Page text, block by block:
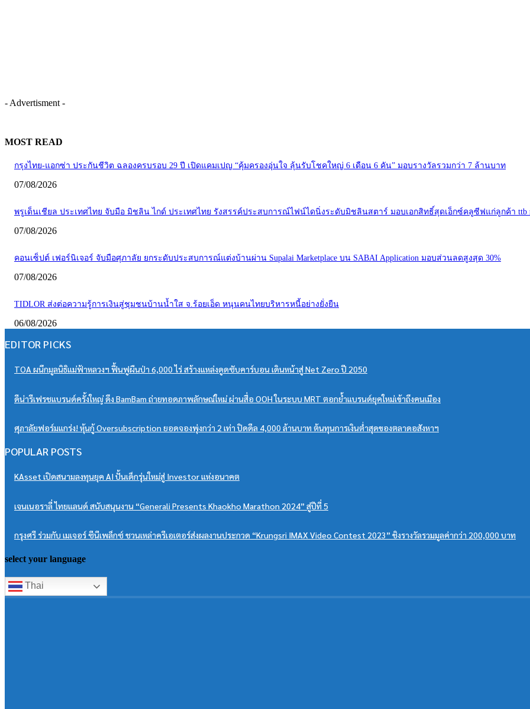
- Advertisment -
MOST READ
กรุงไทย-แอกซ่า ประกันชีวิต ฉลองครบรอบ 29 ปี เปิดแคมเปญ “คุ้มครองอุ่นใจ ลุ้นรับโชคใหญ่ 6 เดือน 6 คัน” มอบรางวัลรวมกว่า 7 ล้านบาท
07/08/2026
พรูเด็นเชียล ประเทศไทย จับมือ มิชลิน ไกด์ ประเทศไทย รังสรรค์ประสบการณ์ไฟน์ไดนิ่งระดับมิชลินสตาร์ มอบเอกสิทธิ์สุดเอ็กซ์คลูซีฟแก่ลูกค้า ttb
07/08/2026
คอนเซ็ปต์ เฟอร์นิเจอร์ จับมือศุภาลัย ยกระดับประสบการณ์แต่งบ้านผ่าน Supalai Marketplace บน SABAI Application มอบส่วนลดสูงสุด 30%
07/08/2026
TIDLOR ส่งต่อความรู้การเงินสู่ชุมชนบ้านน้ำใส จ.ร้อยเอ็ด หนุนคนไทยบริหารหนี้อย่างยั่งยืน
06/08/2026
EDITOR PICKS
TOA ผนึกมูลนิธิแม่ฟ้าหลวงฯ ฟื้นฟูผืนป่า 6,000 ไร่ สร้างแหล่งดูดซับคาร์บอน เดินหน้าสู่ Net Zero ปี 2050
ดีน่ารีเฟรชแบรนด์ครั้งใหญ่ ดึง BamBam ถ่ายทอดภาพลักษณ์ใหม่ ผ่านสื่อ OOH ในระบบ MRT ตอกย้ำแบรนด์ยุคใหม่เข้าถึงคนเมือง
ศุภาลัยฟอร์มแกร่ง! หุ้นกู้ Oversubscription ยอดจองพุ่งกว่า 2 เท่า ปิดดีล 4,000 ล้านบาท ต้นทุนการเงินต่ำสุดของตลาดอสังหาฯ
POPULAR POSTS
KAsset เปิดสนามลงทุนยุค AI ปั้นเด็กรุ่นใหม่สู่ Investor แห่งอนาคต
เจนเนอราลี่ ไทยแลนด์ สนับสนุนงาน “Generali Presents Khaokho Marathon 2024” สู่ปีที่ 5
กรุงศรี ร่วมกับ เมเจอร์ ซีนีเพล็กซ์ ชวนเหล่าครีเอเตอร์ส่งผลงานประกวด “Krungsri IMAX Video Contest 2023” ชิงรางวัลรวมมูลค่ากว่า 200,000 บาท
select your language
Thai